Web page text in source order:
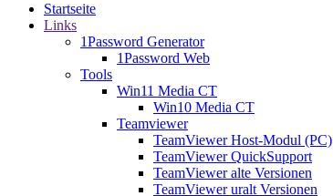
Startseite
Links
1Password Generator
1Password Web
Tools
Win11 Media CT
Win10 Media CT
Teamviewer
TeamViewer Host-Modul (PC)
TeamViewer QuickSupport
TeamViewer alte Versionen
TeamViewer uralt Versionen